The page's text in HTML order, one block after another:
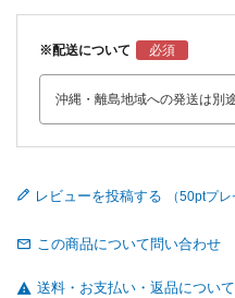
※配送について
レビューを投稿する
この商品について問い合わせ
送料・お支払い・返品について